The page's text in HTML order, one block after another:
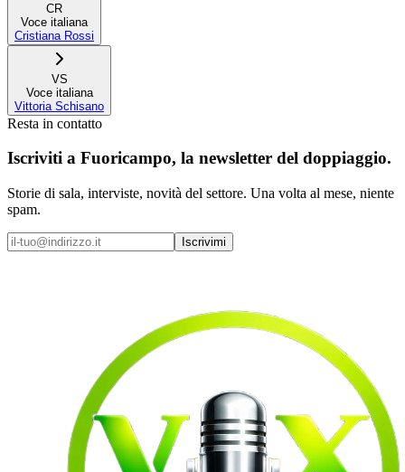
CR
Voce italiana
Cristiana Rossi
VS
Voce italiana
Vittoria Schisano
Resta in contatto
Iscriviti a Fuoricampo, la newsletter del doppiaggio.
Storie di sala, interviste, novità del settore. Una volta al mese, niente
spam.
Iscrivimi